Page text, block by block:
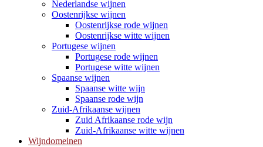
Nederlandse wijnen
Oostenrijkse wijnen
Oostenrijkse rode wijnen
Oostenrijkse witte wijnen
Portugese wijnen
Portugese rode wijnen
Portugese witte wijnen
Spaanse wijnen
Spaanse witte wijn
Spaanse rode wijn
Zuid-Afrikaanse wijnen
Zuid Afrikaanse rode wijn
Zuid-Afrikaanse witte wijnen
Wijndomeinen